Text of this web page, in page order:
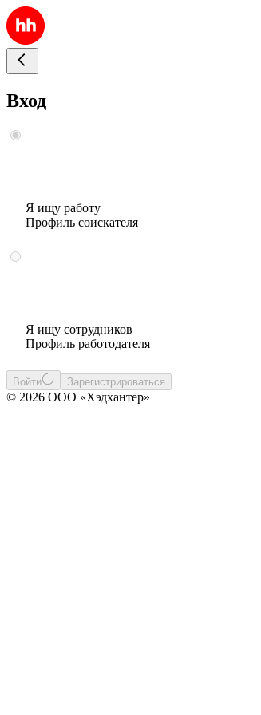
Вход
Я ищу работу
Профиль соискателя
Я ищу сотрудников
Профиль работодателя
Войти Зарегистрироваться
© 2026 ООО «Хэдхантер»